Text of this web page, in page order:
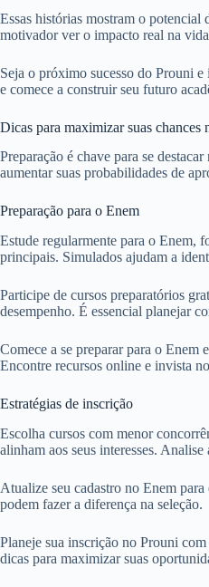
Essas histórias mostram o
motivador ver o impacto real na vida
Seja o próximo sucesso do Prouni
e comece a construir seu futuro
Dicas para maximizar suas chances
Preparação é chave para se
aumentar suas probabilidades de
Preparação para o Enem
Estude regularmente para o Enem,
principais. Simulados ajudam a
Participe de cursos preparatórios
desempenho. É essencial planejar
Comece a se preparar para o Enem
Encontre recursos online e invista
Estratégias de inscrição
Escolha cursos com menor
alinham aos seus interesses.
Atualize seu cadastro no Enem
podem fazer a diferença na seleção.
Planeje sua inscrição no Prouni
dicas para maximizar suas